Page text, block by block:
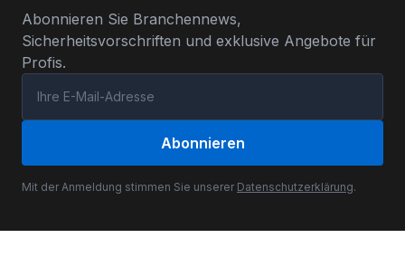
Abonnieren Sie Branchennews,
Sicherheitsvorschriften und exklusive Angebote für
Profis.
Abonnieren
Mit der Anmeldung stimmen Sie unserer Datenschutzerklärung.